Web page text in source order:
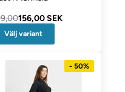
156,00 SEK
Välj variant
- 50%